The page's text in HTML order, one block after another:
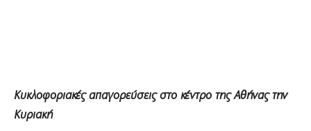
Κυκλοφοριακές απαγορεύσεις στο κέντρο της Αθήνας την
Κυριακή